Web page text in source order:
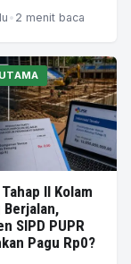
• 2 menit baca
II Kolam
Berjalan,
SIPD PUPR
Pagu Rp0?